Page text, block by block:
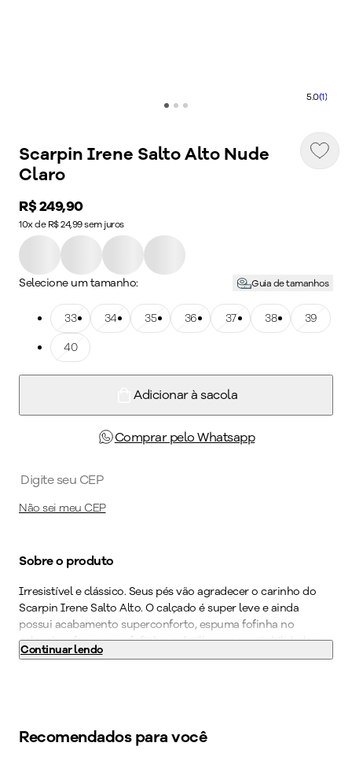
5.0(1)
Scarpin Irene Salto Alto Nude
Claro
Price:
R$ 249,90
10x de R$ 24,99 sem juros
Selecione um tamanho: Guia de tamanhos
Tamanho: 33
33Tamanho: 34
34Tamanho: 35
35Tamanho: 36
36Tamanho: 37
37Tamanho: 38
38Tamanho: 39
39
Tamanho: 40
40
Adicionar à sacola
Comprar pelo Whatsapp
Não sei meu CEP
Sobre o produto
Irresistível e clássico. Seus pés vão agradecer o carinho do
Scarpin Irene Salto Alto. O calçado é super leve e ainda
possui acabamento superconforto, espuma fofinha no
calcanhar, forro superfofinho, palmilha super-estabilidade e
solado superaderente tornando-o indispensável para quem
Medida do Salto (cm):6 cm
Continuar lendo
Recomendados para você